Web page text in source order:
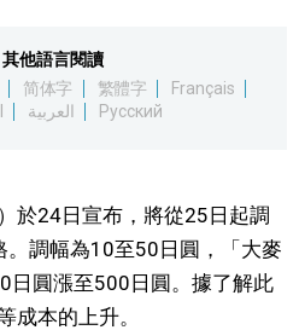
其他語言閱讀
简体字 繁體字
Français
العربية Русский
於24日宣布，將從25日起調
調幅為10至50日圓，「大麥
日圓漲至500日圓。據了解此
成本的上升。